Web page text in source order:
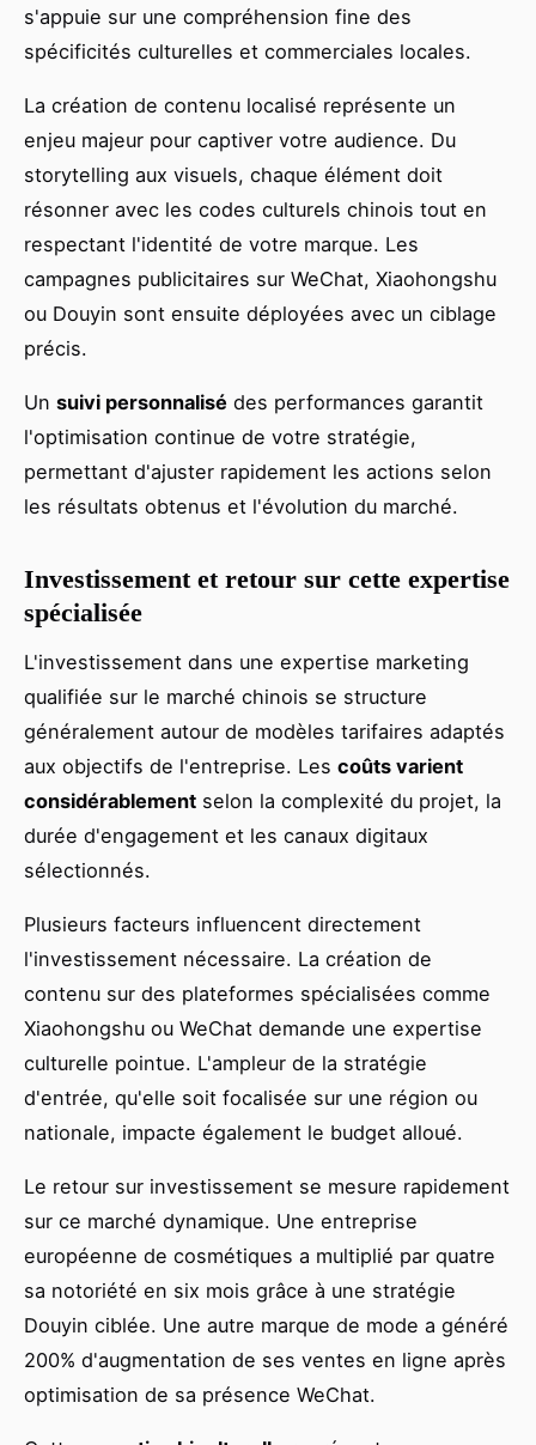
s'appuie sur une compréhension fine des
spécificités culturelles et commerciales locales.
La création de contenu localisé représente un
enjeu majeur pour captiver votre audience. Du
storytelling aux visuels, chaque élément doit
résonner avec les codes culturels chinois tout en
respectant l'identité de votre marque. Les
campagnes publicitaires sur WeChat, Xiaohongshu
ou Douyin sont ensuite déployées avec un ciblage
précis.
Un suivi personnalisé des performances garantit
l'optimisation continue de votre stratégie,
permettant d'ajuster rapidement les actions selon
les résultats obtenus et l'évolution du marché.
Investissement et retour sur cette expertise
spécialisée
L'investissement dans une expertise marketing
qualifiée sur le marché chinois se structure
généralement autour de modèles tarifaires adaptés
aux objectifs de l'entreprise. Les coûts varient
considérablement selon la complexité du projet, la
durée d'engagement et les canaux digitaux
sélectionnés.
Plusieurs facteurs influencent directement
l'investissement nécessaire. La création de
contenu sur des plateformes spécialisées comme
Xiaohongshu ou WeChat demande une expertise
culturelle pointue. L'ampleur de la stratégie
d'entrée, qu'elle soit focalisée sur une région ou
nationale, impacte également le budget alloué.
Le retour sur investissement se mesure rapidement
sur ce marché dynamique. Une entreprise
européenne de cosmétiques a multiplié par quatre
sa notoriété en six mois grâce à une stratégie
Douyin ciblée. Une autre marque de mode a généré
200% d'augmentation de ses ventes en ligne après
optimisation de sa présence WeChat.